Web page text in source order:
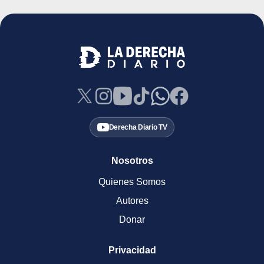
Derecha Diario TV
Nosotros
Quienes Somos
Autores
Donar
Privacidad